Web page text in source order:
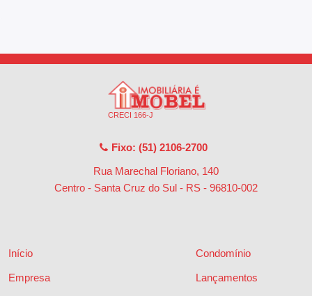
CRECI 166-J
Fixo: (51) 2106-2700
Rua Marechal Floriano, 140
Centro - Santa Cruz do Sul - RS - 96810-002
Início
Empresa
Condomínio
Lançamentos